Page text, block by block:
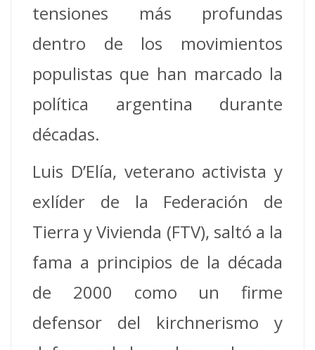
tensiones más profundas
dentro de los movimientos
populistas que han marcado la
política argentina durante
décadas.
Luis D’Elía, veterano activista y
exlíder de la Federación de
Tierra y Vivienda (FTV), saltó a la
fama a principios de la década
de 2000 como un firme
defensor del kirchnerismo y